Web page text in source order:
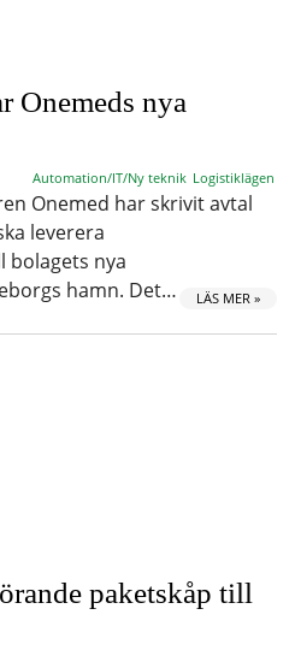
Onemeds nya
Automation/IT/Ny teknik Logistiklägen
Onemed har skrivit avtal
leverera
bolagets nya
hamn. Det…
LÄS MER »
paketskåp till